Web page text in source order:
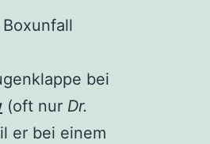
bei
(oft nur Dr.
er bei einem